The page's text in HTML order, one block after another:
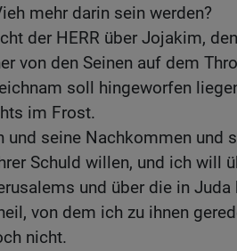
mehr darin sein werden?
der HERR über Jojakim,
von den Seinen auf dem
soll hingeworfen
im Frost.
und seine Nachkommen und
Schuld willen, und ich will
und über die in
von dem ich zu ihnen
nicht.